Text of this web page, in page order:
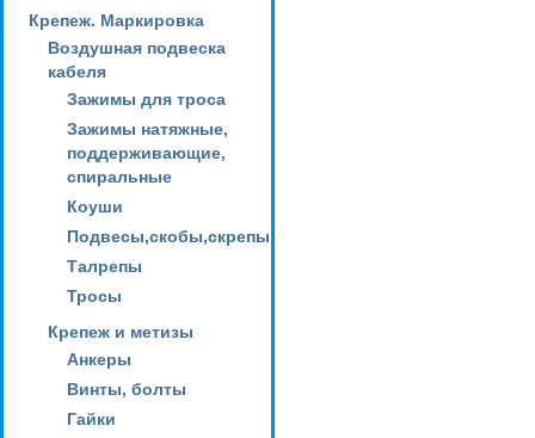
Крепеж. Маркировка
Воздушная подвеска
кабеля
Зажимы для троса
Зажимы натяжные,
поддерживающие,
спиральные
Коуши
Подвесы,скобы,скрепы
Талрепы
Тросы
Крепеж и метизы
Анкеры
Винты, болты
Гайки